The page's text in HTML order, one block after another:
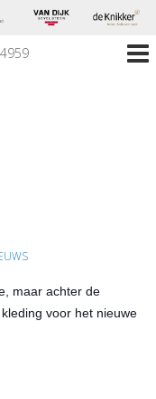
maar achter de
voor het nieuwe